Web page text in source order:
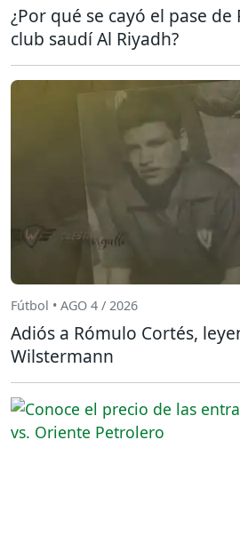
¿Por qué se cayó el pase de
club saudí Al Riyadh?
Fútbol • AGO 4 / 2026
Adiós a Rómulo Cortés,
Wilstermann